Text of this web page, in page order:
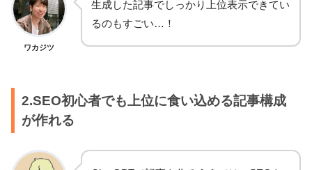
ワカジツ
生成した記事でしっかり上位表示できてい
るのもすごい…！
2.SEO初心者でも上位に食い込める記事構成
が作れる